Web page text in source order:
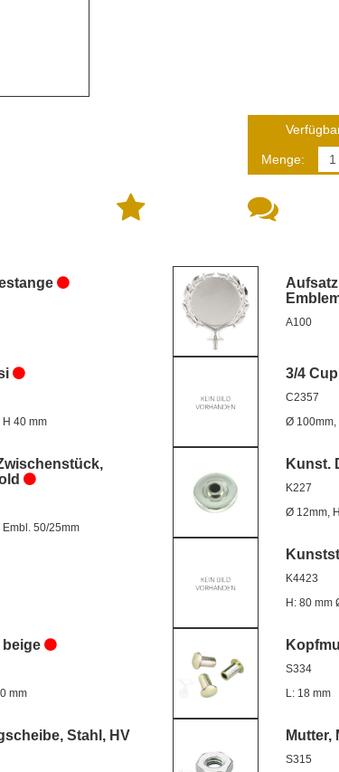
Menge:
A100
40 mm
3/4
C2357
Ø 100mm,
Embl. 50/25mm
Kunst.
K227
Ø 12mm,
K4423
H: 80 mm
beige
mm
S334
L: 18 mm
Stahl, HV
Mutter,
S315